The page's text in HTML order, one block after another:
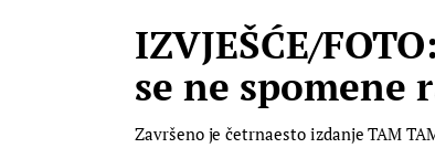
IZVJEŠĆE/
se ne spomene
Završeno je četrnaesto izdanje TAM